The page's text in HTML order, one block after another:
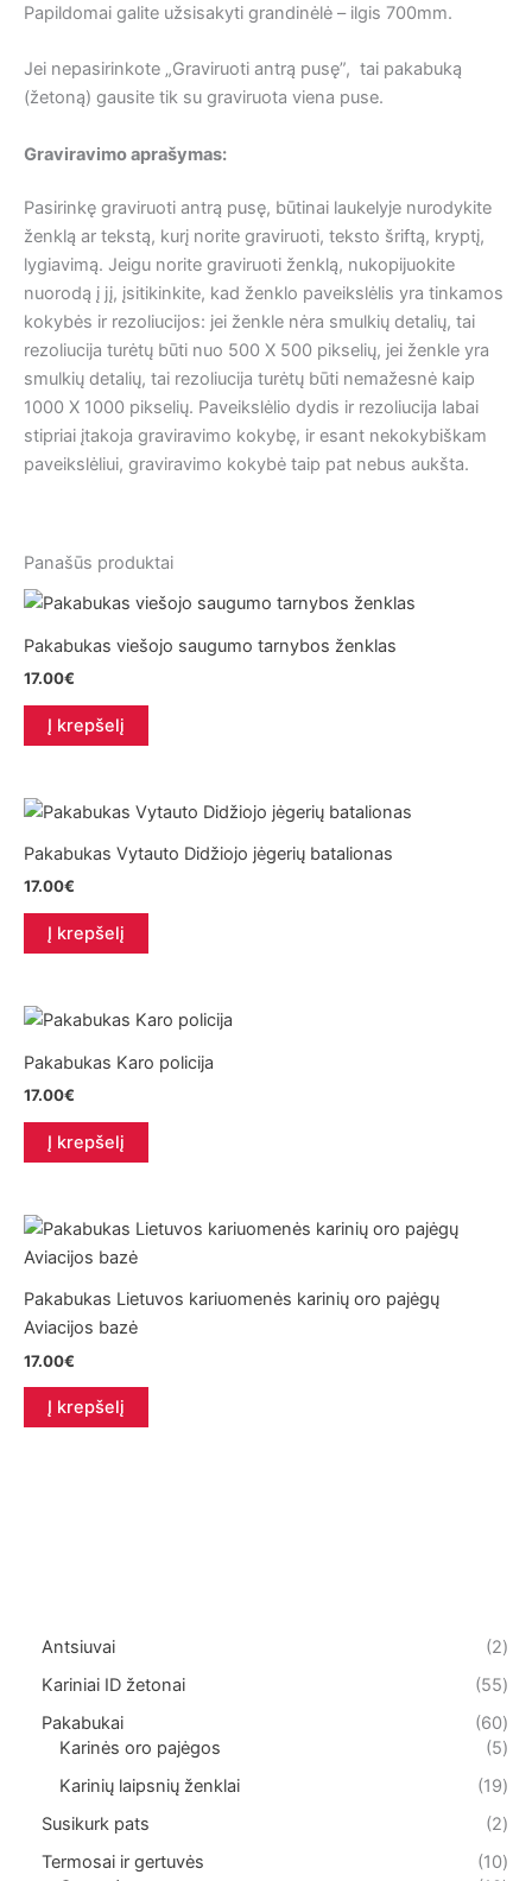
Antsiuvai 22
r
o
d
k
t
i
Kariniai ID žetonai 555
p
r
o
u
k
Pakabukai 606
0
r
o
u
Karinės oro pajėgos 55
r
o
u
Karinių laipsnių ženklai 191
p
r
Susikurk pats 22
r
Termosai ir gertuvės 101
Papildomai galite užsisakyti grandinėlė – ilgis 700mm.
Jei nepasirinkote „Graviruoti antrą pusę”, tai pakabuką
(žetoną) gausite tik su graviruota viena puse.
Graviravimo aprašymas:
Pasirinkę graviruoti antrą pusę, būtinai laukelyje nurodykite
ženklą ar tekstą, kurį norite graviruoti, teksto šriftą, kryptį,
lygiavimą. Jeigu norite graviruoti ženklą, nukopijuokite
nuorodą į jį, įsitikinkite, kad ženklo paveikslėlis yra tinkamos
kokybės ir rezoliucijos: jei ženkle nėra smulkių detalių, tai
rezoliucija turėtų būti nuo 500 X 500 pikselių, jei ženkle yra
smulkių detalių, tai rezoliucija turėtų būti nemažesnė kaip
1000 X 1000 pikselių. Paveikslėlio dydis ir rezoliucija labai
stipriai įtakoja graviravimo kokybę, ir esant nekokybiškam
paveikslėliui, graviravimo kokybė taip pat nebus aukšta.
Panašūs produktai
Pakabukas viešojo saugumo tarnybos ženklas
17.00€
Į krepšelį
Pakabukas Vytauto Didžiojo jėgerių batalionas
17.00€
Į krepšelį
Pakabukas Karo policija
17.00€
Į krepšelį
Pakabukas Lietuvos kariuomenės karinių oro pajėgų
Aviacijos bazė
17.00€
Į krepšelį